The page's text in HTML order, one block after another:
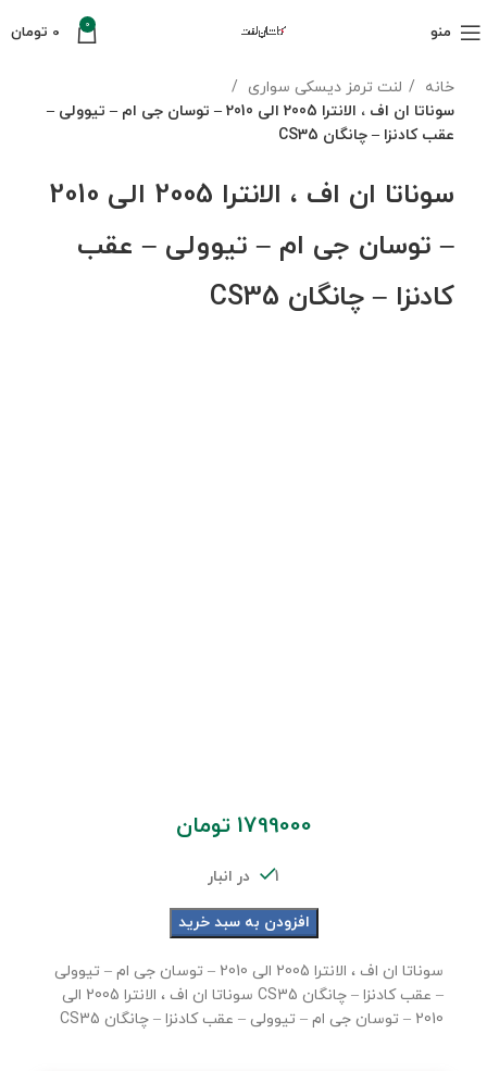
منو 0
0 تومان
خانه
لنت ترمز دیسکی سواری
سوناتا ان اف ، الانترا 2005 الی 2010 – توسان جی ام – تیوولی –
عقب کادنزا – چانگان CS35
سوناتا ان اف ، الانترا 2005 الی 2010
– توسان جی ام – تیوولی – عقب
کادنزا – چانگان CS35
1799000 تومان
1 در انبار
افزودن به سبد خرید
سوناتا ان اف ، الانترا 2005 الی 2010 – توسان جی ام – تیوولی
– عقب کادنزا – چانگان CS35 سوناتا ان اف ، الانترا 2005 الی
2010 – توسان جی ام – تیوولی – عقب کادنزا – چانگان CS35